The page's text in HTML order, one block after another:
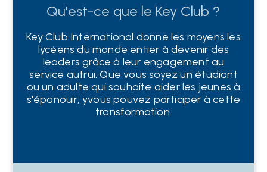
Qu'est-ce que le Key Club ?
Key Club International donne les moyens les
lycéensdu monde entier à devenir des
leaders grâce à leur engagement au
service autrui. Quevous soyez un étudiant
ou un adulte qui souhaite aiderles jeunes à
s'épanouir,yvous pouvez participer à cette
transformation.